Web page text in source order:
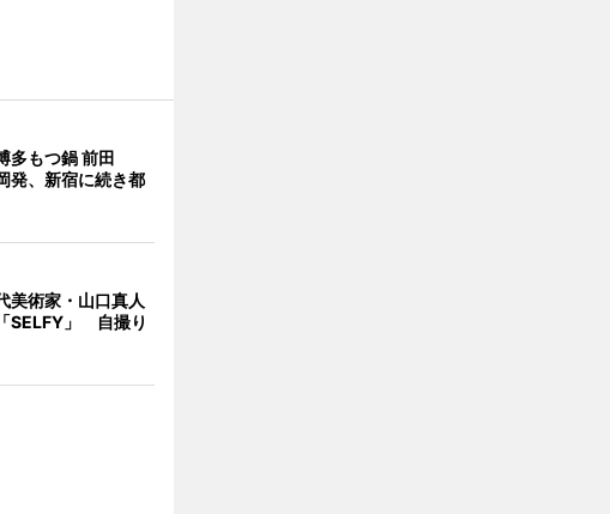
多もつ鍋 前田
、新宿に続き都
美術家・山口真人
SELFY」 自撮り